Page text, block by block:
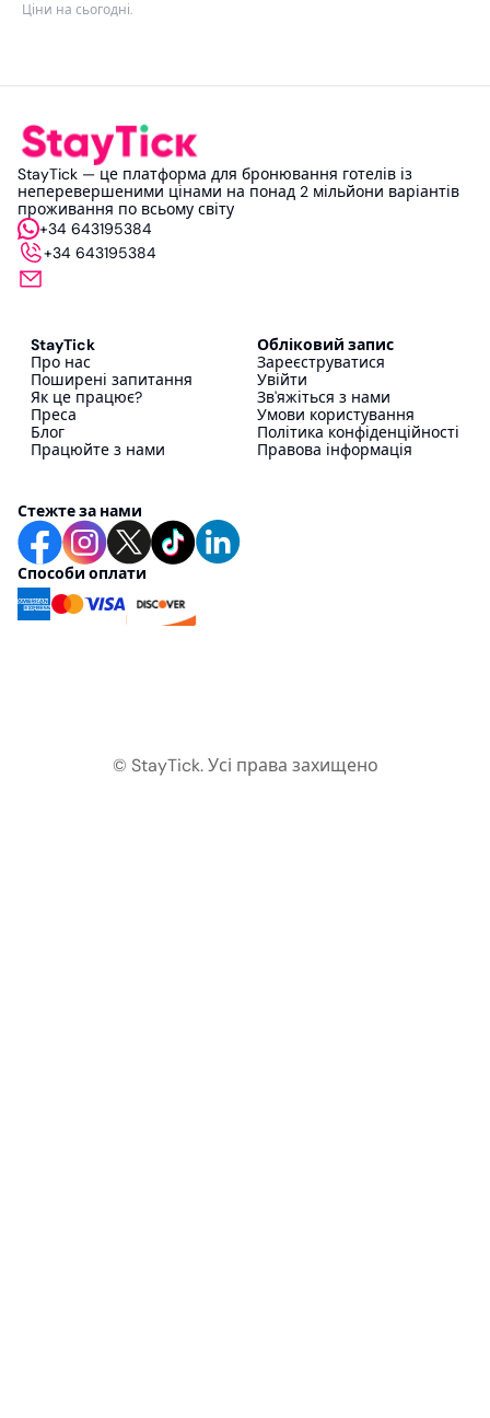
Ціни на сьогодні.
StayTick — це платформа для бронювання готелів із
неперевершеними цінами на понад 2 мільйони варіантів
проживання по всьому світу
+34 643195384
+34 643195384
StayTick
Про нас
Поширені запитання
Як це працює?
Преса
Блог
Працюйте з нами
Обліковий запис
Зареєструватися
Увійти
Зв'яжіться з нами
Умови користування
Політика конфіденційності
Правова інформація
Стежте за нами
Способи оплати
© StayTick.Усі права захищено